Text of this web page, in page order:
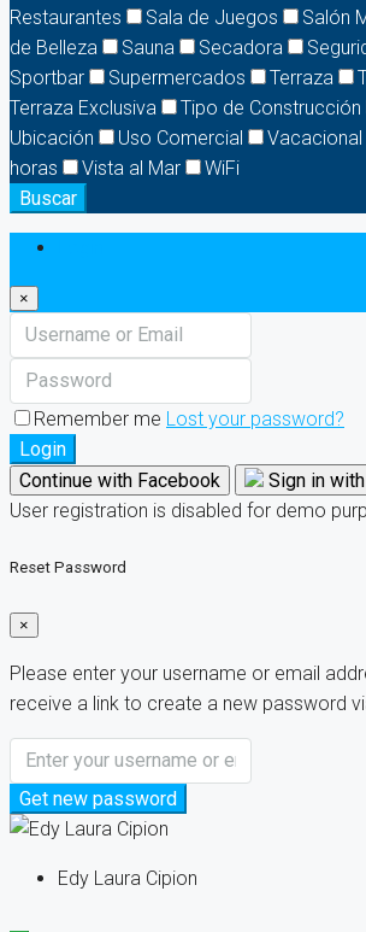
Restaurantes
Sala de Juegos Salón
de Belleza
Sauna Secadora
Sportbar
Supermercados Terraza
Terraza Exclusiva
Tipo de Construcción
Ubicación
Uso Comercial Vacacional
horas
Vista al Mar
WiFi
Buscar
×
Remember me Lost your password?
Login
Continue with Facebook
Sign in
User registration is disabled for demo
Reset Password
×
Please enter your username or email
receive a link to create a new password
Get new password
Edy Laura Cipion